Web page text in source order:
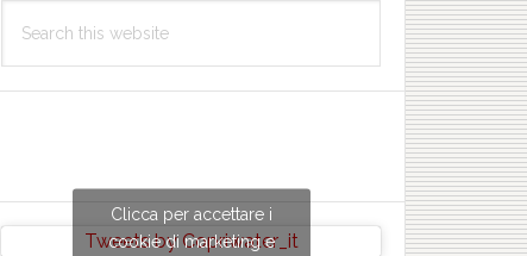
this
Tweets by Copriwater_it
Clicca per accettare i
cookie di marketing e